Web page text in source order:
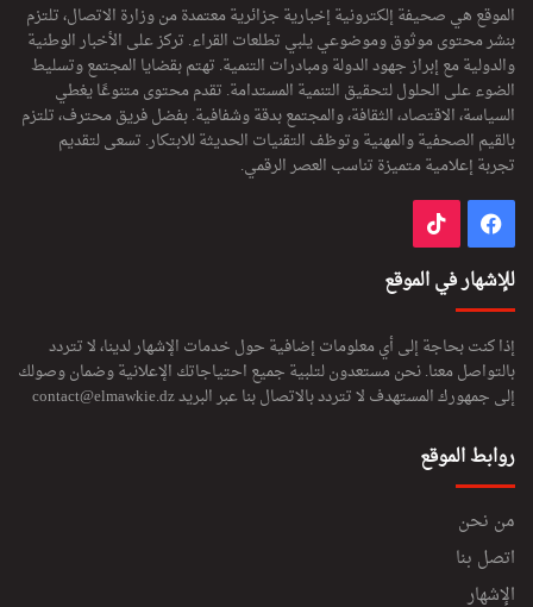
الموقع هي صحيفة إلكترونية إخبارية جزائرية معتمدة من وزارة الاتصال، تلتزم
بنشر محتوى موثوق وموضوعي يلبي تطلعات القراء. تركز على الأخبار الوطنية
والدولية مع إبراز جهود الدولة ومبادرات التنمية. تهتم بقضايا المجتمع وتسليط
الضوء على الحلول لتحقيق التنمية المستدامة. تقدم محتوى متنوعًا يغطي
السياسة، الاقتصاد، الثقافة، والمجتمع بدقة وشفافية. بفضل فريق محترف، تلتزم
بالقيم الصحفية والمهنية وتوظف التقنيات الحديثة للابتكار. تسعى لتقديم
تجربة إعلامية متميزة تناسب العصر الرقمي.
فيسبوك
للإشهار في الموقع
إذا كنت بحاجة إلى أي معلومات إضافية حول خدمات الإشهار لدينا، لا تتردد
بالتواصل معنا. نحن مستعدون لتلبية جميع احتياجاتك الإعلانية وضمان وصولك
إلى جمهورك المستهدف لا تتردد بالاتصال بنا عبر البريدcontact@elmawkie.dz
روابط الموقع
من نحن
اتصل بنا
الإشهار